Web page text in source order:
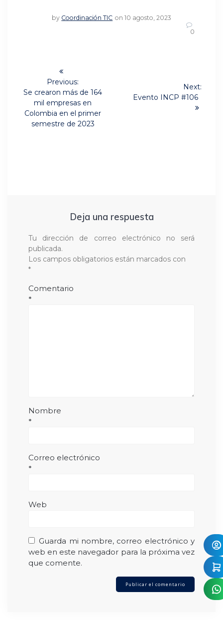
by Coordinación TIC on 10 agosto, 2023
0
Navegación
entradas
Previous:
Previous
post:
Se crearon más de 164
mil empresas en
Colombia en el primer
semestre de 2023
Next:
NextEvento INCP #106
Deja una respuesta
Tu dirección de correo electrónico no será
publicada.
Los campos obligatorios están marcados con
*
Comentario
*
Nombre
*
Correo electrónico
*
Web
Guarda mi nombre, correo electrónico y
web en este navegador para la próxima vez
que comente.